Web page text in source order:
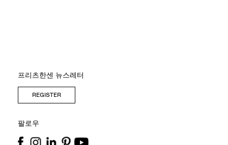
프리츠한센 뉴스레터
REGISTER
팔로우